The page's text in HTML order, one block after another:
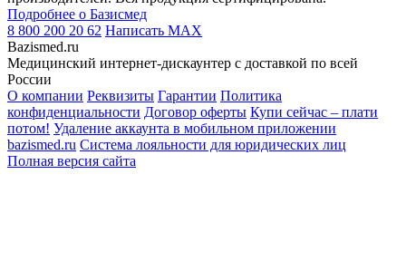
Подробнее о Базисмед
8 800 200 20 62 Написать MAX
Bazismed.ru
Медицинский интернет-дискаунтер с доставкой по всей
России
О компании Реквизиты Гарантии Политика
конфиденциальности Договор оферты Купи сейчас – плати
потом! Удаление аккаунта в мобильном приложении
bazismed.ru Система лояльности для юридических лиц
Полная версия сайта